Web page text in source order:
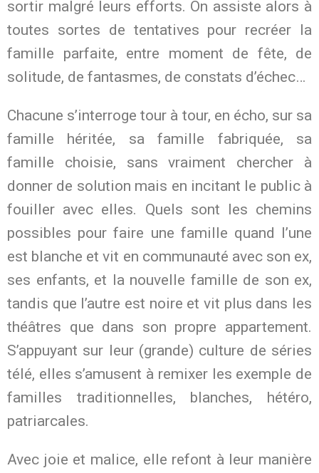
sortir malgré leurs efforts. On assiste alors à
toutes sortes de tentatives pour recréer la
famille parfaite, entre moment de fête, de
solitude, de fantasmes, de constats d’échec…
Chacune s’interroge tour à tour, en écho, sur sa
famille héritée, sa famille fabriquée, sa
famille choisie, sans vraiment chercher à
donner de solution mais en incitant le public à
fouiller avec elles. Quels sont les chemins
possibles pour faire une famille quand l’une
est blanche et vit en communauté avec son ex,
ses enfants, et la nouvelle famille de son ex,
tandis que l’autre est noire et vit plus dans les
théâtres que dans son propre appartement.
S’appuyant sur leur (grande) culture de séries
télé, elles s’amusent à remixer les exemple de
familles traditionnelles, blanches, hétéro,
patriarcales.
Avec joie et malice, elle refont à leur manière